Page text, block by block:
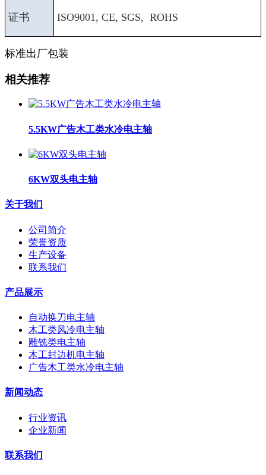
证书 ISO9001, CE, SGS, ROHS
标准出厂包装
相关推荐
5.5KW广告木工类水冷电主轴
6KW双头电主轴
关于我们
公司简介
荣誉资质
生产设备
联系我们
产品展示
自动换刀电主轴
木工类风冷电主轴
雕铣类电主轴
木工封边机电主轴
广告木工类水冷电主轴
新闻动态
行业资讯
企业新闻
联系我们